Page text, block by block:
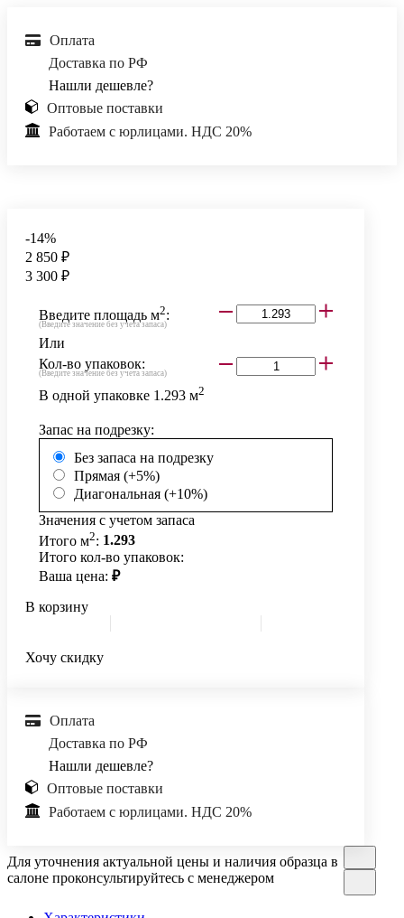
Оплата
Доставка по РФ
Нашли дешевле?
Оптовые поставки
Работаем с юрлицами. НДС 20%
-14%
2 850 ₽
3 300 ₽
Введите площадь м2:
(Введите значение без учета запаса)
Или
Кол-во упаковок:
(Введите значение без учета запаса)
В одной упаковке 1.293 м2
Запас на подрезку:
Без запаса на подрезку
Прямая (+5%)
Диагональная (+10%)
Значения с учетом запаса
Итого м2: 1.293
Итого кол-во упаковок:
Ваша цена: ₽
В корзину
Хочу скидку
Оплата
Доставка по РФ
Нашли дешевле?
Оптовые поставки
Работаем с юрлицами. НДС 20%
Для уточнения актуальной цены и наличия образца в
салоне проконсультируйтесь с менеджером